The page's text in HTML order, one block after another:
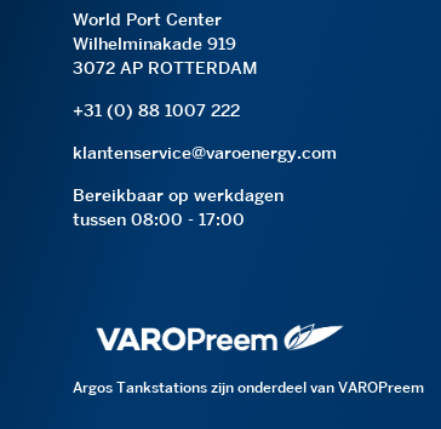
World Port Center
Wilhelminakade 919
3072 AP ROTTERDAM
+31 (0) 88 1007 222
klantenservice@varoenergy.com
Bereikbaar op werkdagen
tussen 08:00 - 17:00
Argos Tankstations zijn onderdeel van VAROPreem